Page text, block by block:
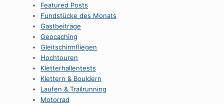
Featured Posts
Fundstücke des Monats
Gastbeiträge
Geocaching
Gleitschirmfliegen
Hochtouren
Kletterhallentests
Klettern & Bouldern
Laufen & Trailrunning
Motorrad